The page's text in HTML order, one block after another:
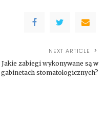
NEXT ARTICLE
Jakie zabiegi wykonywane są w
gabinetach stomatologicznych?